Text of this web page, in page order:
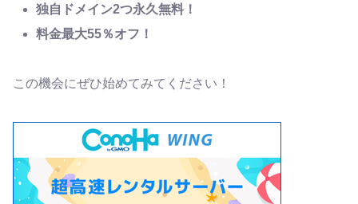
独自ドメイン2つ永久無料！
料金最大55％オフ！
この機会にぜひ始めてみてください！